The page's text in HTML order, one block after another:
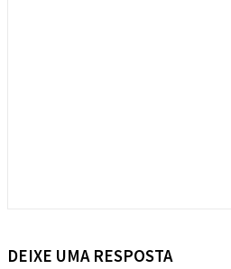
DEIXE UMA RESPOSTA